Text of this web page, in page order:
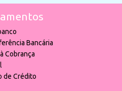
Bancária
Cobrança
de Crédito